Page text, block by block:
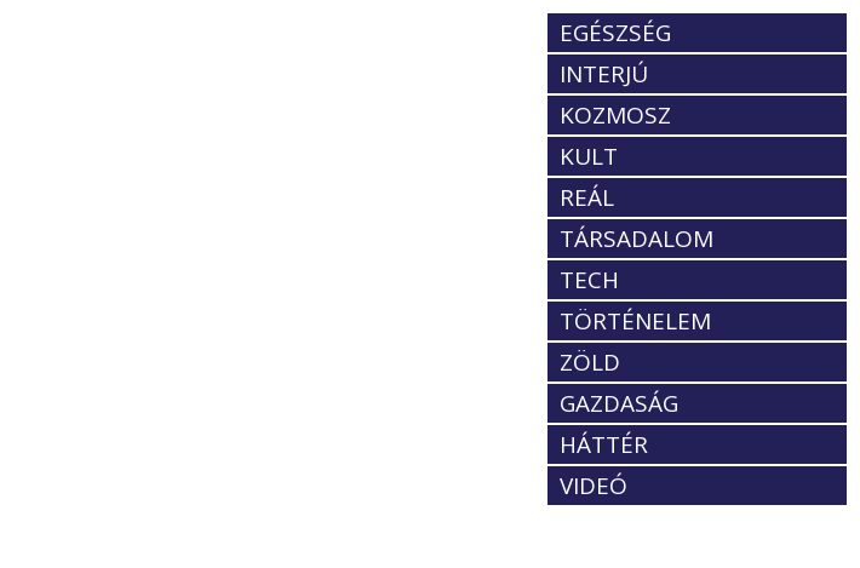
EGÉSZSÉG
INTERJÚ
KOZMOSZ
KULT
REÁL
TÁRSADALOM
TECH
TÖRTÉNELEM
ZÖLD
GAZDASÁG
HÁTTÉR
VIDEÓ